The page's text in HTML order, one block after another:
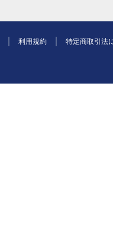
利用規約 特定商取引法